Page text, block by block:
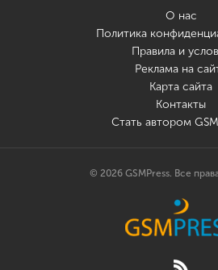
О нас
Политика
Правила и
Реклама на
Карта сайта
Контакты
Стать автором
© 2026 GSMPress. Все